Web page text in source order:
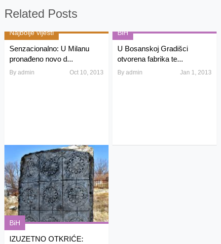
Related Posts
Najbolje vijesti
Senzacionalno: U Milanu
pronađeno novo d...
By admin Oct 10, 2013
BiH
U Bosanskoj Gradišci
otvorena fabrika te...
Byadmin Jan 1, 2013
BiH
IZUZETNO OTKRIĆE: